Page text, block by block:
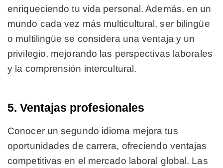
enriqueciendo tu vida personal. Además, en un
mundo cada vez más multicultural, ser bilingüe
o multilingüe se considera una ventaja y un
privilegio, mejorando las perspectivas laborales
y la comprensión intercultural​​.
5. Ventajas profesionales
Conocer un segundo idioma mejora tus
oportunidades de carrera, ofreciendo ventajas
competitivas en el mercado laboral global. Las